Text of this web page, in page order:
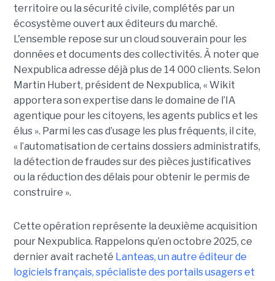
territoire ou la sécurité civile, complétés par un
écosystème ouvert aux éditeurs du marché.
L'ensemble repose sur un cloud souverain pour les
données et documents des collectivités. À noter que
Nexpublica adresse déjà plus de 14 000 clients. Selon
Martin Hubert, président de Nexpublica, « Wikit
apportera son expertise dans le domaine de l’IA
agentique pour les citoyens, les agents publics et les
élus ». Parmi les cas d’usage les plus fréquents, il cite,
« l’automatisation de certains dossiers administratifs,
la détection de fraudes sur des pièces justificatives
ou la réduction des délais pour obtenir le permis de
construire ».
Cette opération représente la deuxième acquisition
pour Nexpublica. Rappelons qu’en octobre 2025, ce
dernier avait racheté Lanteas, un autre éditeur de
logiciels français, spécialiste des portails usagers et